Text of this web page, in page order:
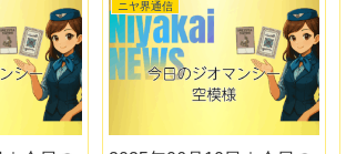
ニヤ界通信